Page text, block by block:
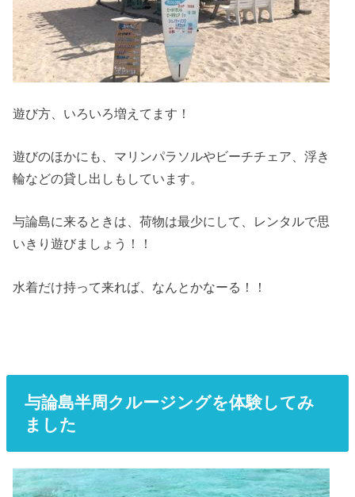
遊び方、いろいろ増えてます！
遊びのほかにも、マリンパラソルやビーチチェア、浮き
輪などの貸し出しもしています。
与論島に来るときは、荷物は最少にして、レンタルで思
いきり遊びましょう！！
水着だけ持って来れば、なんとかなーる！！
与論島半周クルージングを体験してみ
ました